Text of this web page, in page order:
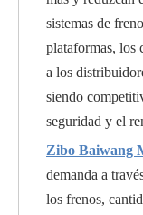
sistemas de
plataformas, los
a los
siendo
seguridad y el
Zibo Baiwang
demanda a
los frenos,